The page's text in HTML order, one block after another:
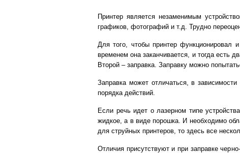
Принтер является незаменимым
графиков, фотографий и т.д. Трудно
Для того, чтобы принтер функционировал
временем она заканчивается, и тогда есть
Второй – заправка. Заправку можно
Заправка может отличаться, в
порядка действий.
Если речь идет о лазерном типе
жидкое, а в виде порошка. И необходимо
для струйных принтеров, то здесь все
Отличия присутствуют и при заправке